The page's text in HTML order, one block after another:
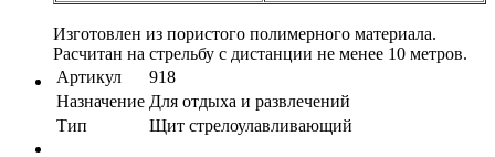
Изготовлен из пористого полимерного материала.
Расчитан на стрельбу с дистанции не менее 10 метров.
Артикул
918
Назначение Для отдыха и развлечений
Тип
Щит стрелоулавливающий